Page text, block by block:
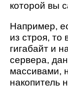
которой вы
Например,
из строя, то
гигабайт и
сервера,
массивами,
накопитель